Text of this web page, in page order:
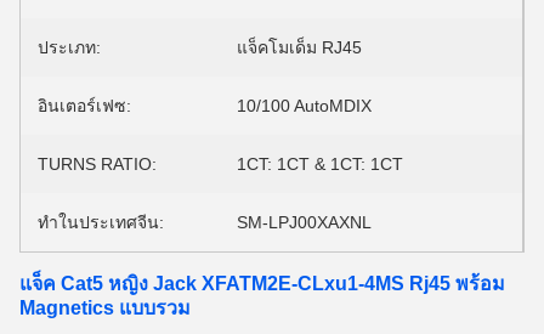
ประเภท: แจ็คโมเด็ม RJ45
อินเตอร์เฟซ: 10/100 AutoMDIX
TURNS RATIO: 1CT: 1CT & 1CT: 1CT
ทำในประเทศจีน: SM-LPJ00XAXNL
แจ็ค Cat5 หญิง Jack XFATM2E-CLxu1-4MS Rj45 พร้อม
Magnetics แบบรวม